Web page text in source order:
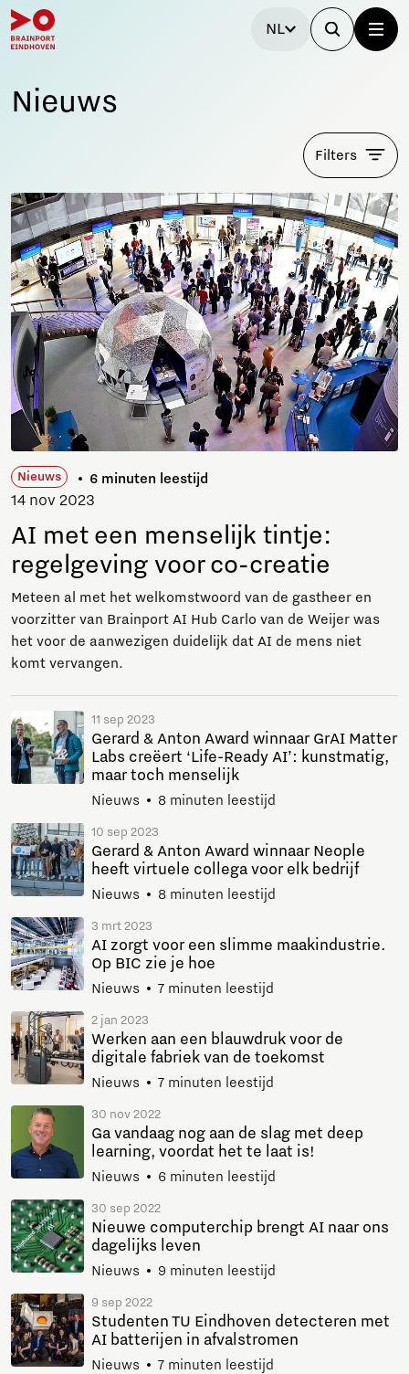
NL
Nieuws
Filters
Nieuws 6 minuten leestijd
14 nov 2023
AI met een menselijk tintje:
regelgeving voor co-creatie
Meteen al met het welkomstwoord van de gastheer en
voorzitter van Brainport AI Hub Carlo van de Weijer was
het voor de aanwezigen duidelijk dat AI de mens niet
komt vervangen.
11 sep 2023
Gerard & Anton Award winnaar GrAI Matter
Labs creëert ‘Life-Ready AI’: kunstmatig,
maar toch menselijk
Nieuws 8 minuten leestijd
10 sep 2023
Gerard & Anton Award winnaar Neople
heeft virtuele collega voor elk bedrijf
Nieuws 8 minuten leestijd
3 mrt 2023
AI zorgt voor een slimme maakindustrie.
Op BIC zie je hoe
Nieuws 7 minuten leestijd
2 jan 2023
Werken aan een blauwdruk voor de
digitale fabriek van de toekomst
Nieuws 7 minuten leestijd
30 nov 2022
Ga vandaag nog aan de slag met deep
learning, voordat het te laat is!
Nieuws 6 minuten leestijd
30 sep 2022
Nieuwe computerchip brengt AI naar ons
dagelijks leven
Nieuws 9 minuten leestijd
9 sep 2022
Studenten TU Eindhoven detecteren met
AI batterijen in afvalstromen
Nieuws 7 minuten leestijd